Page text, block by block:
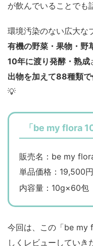
が飲んでいることでも
環境汚染のない広大な
有機の野菜・果物・野
10年に渡り発酵・熟成
出物を加えて88種類
💡
「be my flora
販売名：be my
単品価格：19,500円
内容量：10g×60包
今回は、この「be my
しくレビューしていき